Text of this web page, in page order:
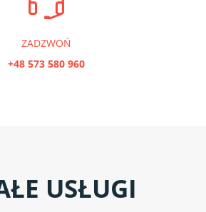
ZADZWOŃ
+48 573 580 960
USŁUGI